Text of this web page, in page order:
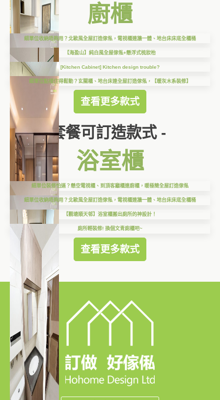
廚櫃
細單位收納唔夠用？北歐風全屋訂造傢俬，電視櫃連牆一體、地台床床底全櫃桶
【海盈山】純白風全屋傢俬+懸浮式梳妝枱
[Kitchen Cabinet] Kitchen design trouble?
細單位點樣住得鬆動？玄關櫃、地台床連全屋訂造傢俬，【暖灰木系裝修】
查看更多款式
套餐可訂造款式 -
浴室櫃
細單位裝修怕逼？懸空電視櫃、到頂客廳櫃連廚櫃，暖極簡全屋訂造傢俬
細單位收納唔夠用？北歐風全屋訂造傢俬，電視櫃連牆一體、地台床床底全櫃桶
【觀塘順天邨】浴室櫃搬出廁所的神設計！
廁所輕裝修! 換個文青廁櫃吧~
查看更多款式